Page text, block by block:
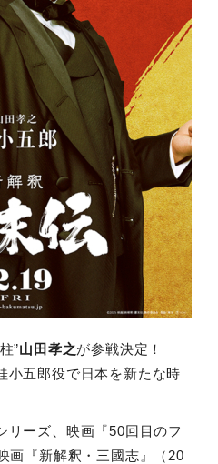
”山田孝之が参戦決定！
小五郎役で日本を新たな時
リーズ、映画『50回目のフ
画『新解釈・三國志』（20